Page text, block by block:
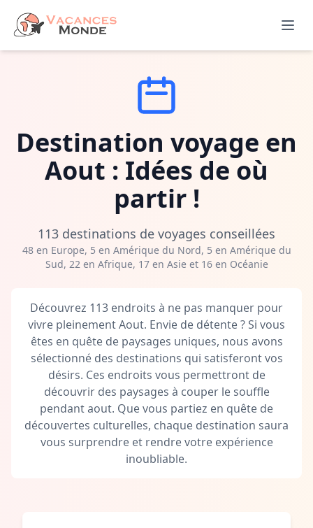
Destination voyage en
Aout : Idées de où
partir !
113 destinations de voyages conseillées
48 en Europe, 5 en Amérique du Nord, 5 en Amérique du
Sud, 22 en Afrique, 17 en Asie et 16 en Océanie
Découvrez 113 endroits à ne pas manquer pour
vivre pleinement Aout. Envie de détente ? Si vous
êtes en quête de paysages uniques, nous avons
sélectionné des destinations qui satisferont vos
désirs. Ces endroits vous permettront de
découvrir des paysages à couper le souffle
pendant aout. Que vous partiez en quête de
découvertes culturelles, chaque destination saura
vous surprendre et rendre votre expérience
inoubliable.